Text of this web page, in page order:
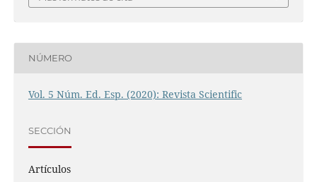
NÚMERO
Vol. 5 Núm. Ed. Esp. (2020): Revista Scientific
SECCIÓN
Artículos